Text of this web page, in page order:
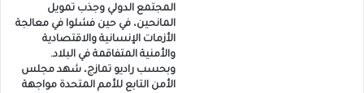
المجتمع الدولي وجذب تمويل
المانحين، في حين فشلوا في معالجة
الأزمات الإنسانية والاقتصادية
والأمنية المتفاقمة في البلاد.
وبحسب راديو تمازج، شهد مجلس
الأمن التابع للأمم المتحدة مواجهة